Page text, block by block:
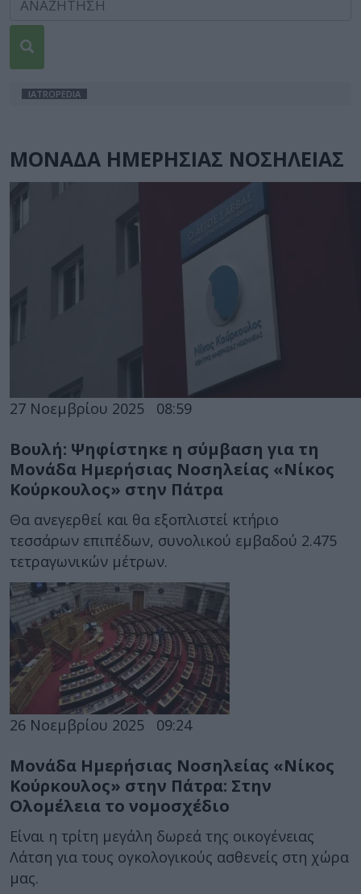
IATROPEDIA
ΜΟΝΑΔΑ ΗΜΕΡΗΣΙΑΣ ΝΟΣΗΛΕΙΑΣ
27 Νοεμβρίου 2025 08:59
Βουλή: Ψηφίστηκε η σύμβαση για τη
Μονάδα Ημερήσιας Νοσηλείας «Νίκος
Κούρκουλος» στην Πάτρα
Θα ανεγερθεί και θα εξοπλιστεί κτήριο
τεσσάρων επιπέδων, συνολικού εμβαδού 2.475
τετραγωνικών μέτρων.
26 Νοεμβρίου 2025 09:24
Μονάδα Ημερήσιας Νοσηλείας «Νίκος
Κούρκουλος» στην Πάτρα: Στην
Ολομέλεια το νομοσχέδιο
Είναι η τρίτη μεγάλη δωρεά της οικογένειας
Λάτση για τους ογκολογικούς ασθενείς στη χώρα
μας.